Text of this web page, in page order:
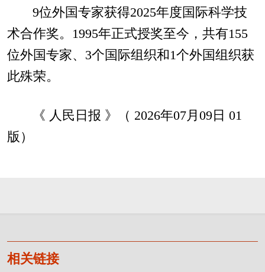
9位外国专家获得2025年度国际科学技
术合作奖。1995年正式授奖至今，共有155
位外国专家、3个国际组织和1个外国组织获
此殊荣。
《 人民日报 》（ 2026年07月09日 01
版）
相关链接